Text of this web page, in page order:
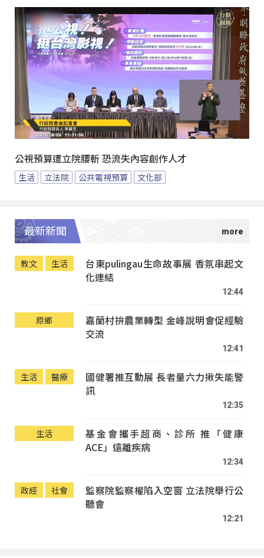
公視預算遭立院腰斬 恐流失內容創作人才
生活 立法院 公共電視預算 文化部
最新新聞
教文 生活
台東pulingau生命故事展 香氛串起文
化連結
12:44
原鄉
嘉蘭村拚農業轉型 金峰說明會促經驗
交流
12:41
生活 醫療
國健署推互動展 長者量六力揪失能警
訊
12:35
生活
基金會攜手超商、診所 推「健康
ACE」遠離疾病
12:34
政經 社會
監察院監察權陷入空窗 立法院舉行公
聽會
12:21